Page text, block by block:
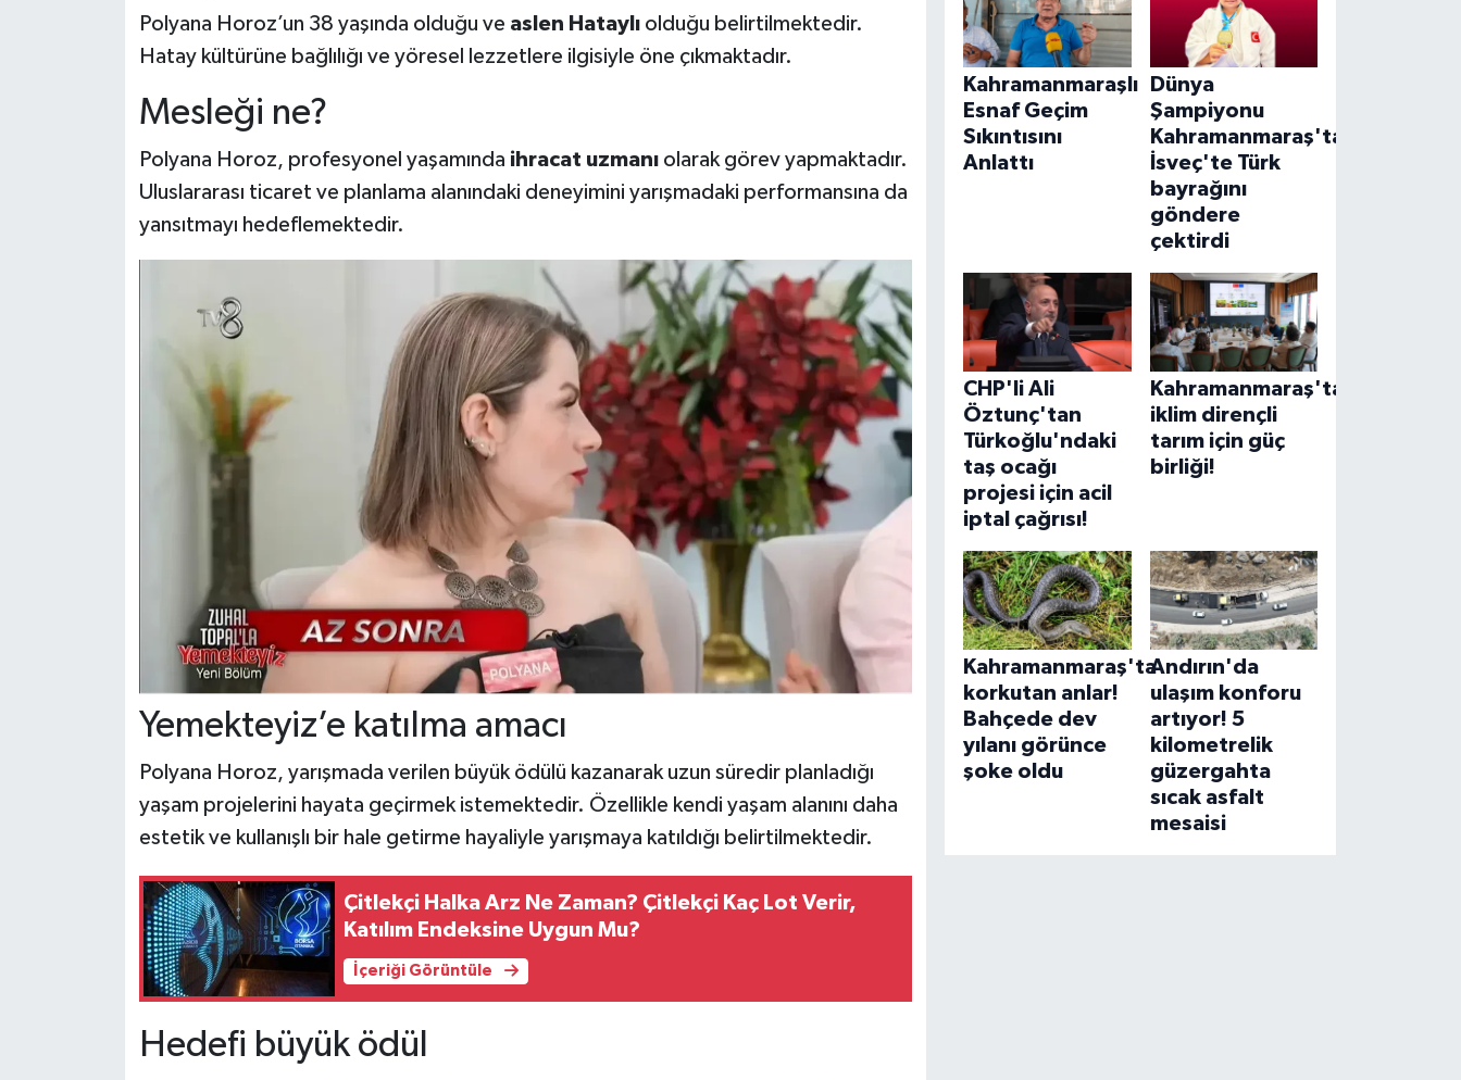
Polyana Horoz’un 38 yaşında olduğu ve aslen Hataylıolduğu belirtilmektedir.
Hatay kültürüne bağlılığı ve yöresel lezzetlere ilgisiyle öne çıkmaktadır.
Mesleği ne?
Polyana Horoz, profesyonel yaşamında ihracat uzmanıolarak görev yapmaktadır.
Uluslararası ticaret ve planlama alanındaki deneyimini yarışmadaki performansına da
yansıtmayı hedeflemektedir.
Yemekteyiz’e katılma amacı
Polyana Horoz, yarışmada verilen büyük ödülü kazanarak uzun süredir planladığı
yaşam projelerini hayata geçirmek istemektedir. Özellikle kendi yaşam alanını daha
estetik ve kullanışlı bir hale getirme hayaliyle yarışmaya katıldığı belirtilmektedir.
Çitlekçi Halka Arz Ne Zaman? Çitlekçi Kaç Lot Verir,
Katılım Endeksine Uygun Mu?
İçeriği Görüntüle
Hedefi büyük ödül
Kahramanmaraşlı
Esnaf Geçim
Sıkıntısını
Anlattı
Dünya
Şampiyonu
Kahramanmaraş'tan!
İsveç'te Türk
bayrağını
göndere
çektirdi
CHP'li Ali
Öztunç'tan
Türkoğlu'ndaki
taş ocağı
projesi için acil
iptal çağrısı!
Kahramanmaraş'ta
iklim dirençli
tarım için güç
birliği!
Kahramanmaraş'ta
korkutan anlar!
Bahçede dev
yılanı görünce
şoke oldu
Andırın'da
ulaşım konforu
artıyor! 5
kilometrelik
güzergahta
sıcak asfalt
mesaisi